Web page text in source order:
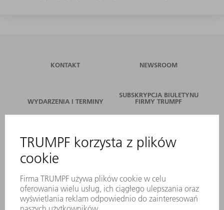
KONTAKT NEWSROOM
WYDARZENIA I TERMINY
SUBSKRYPCJA BIULETYNU
FIRMY TRUMPF
SERWIS ONLINE
KONTAKT
LOKALIZACJE
WYDARZENIA I TERMINY
SUBSKRYPCJA NEWSLETTERA
MYTRUMPF